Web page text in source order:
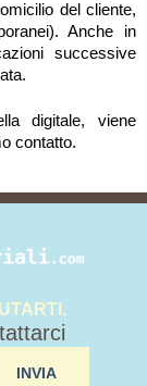
del cliente,
Anche in
successive
digitale, viene
contatto.
INVIA